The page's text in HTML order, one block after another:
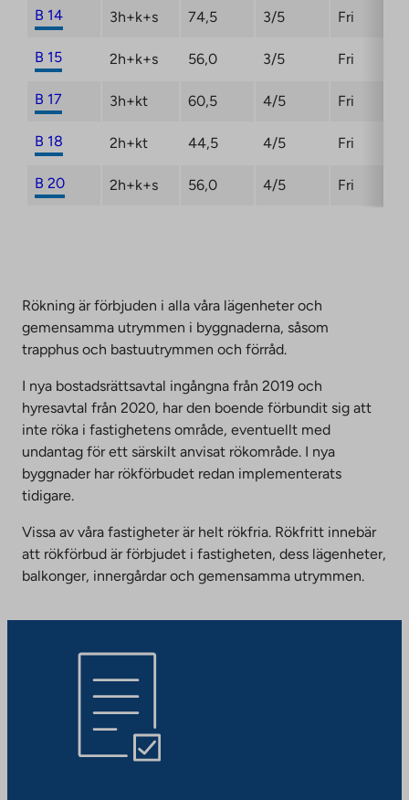
B 14 3h+k+s 74,5 3/5 Fri
B 15 2h+k+s 56,0 3/5 Fri
B 17 3h+kt 60,5 4/5 Fri
B 18 2h+kt 44,5 4/5 Fri
B 20 2h+k+s 56,0 4/5 Fri
Rökning är förbjuden i alla våra lägenheter och
gemensamma utrymmen i byggnaderna, såsom
trapphus och bastuutrymmen och förråd.
I nya bostadsrättsavtal ingångna från 2019 och
hyresavtal från 2020, har den boende förbundit sig att
inte röka i fastighetens område, eventuellt med
undantag för ett särskilt anvisat rökområde. I nya
byggnader har rökförbudet redan implementerats
tidigare.
Vissa av våra fastigheter är helt rökfria. Rökfritt innebär
att rökförbud är förbjudet i fastigheten, dess lägenheter,
balkonger, innergårdar och gemensamma utrymmen.